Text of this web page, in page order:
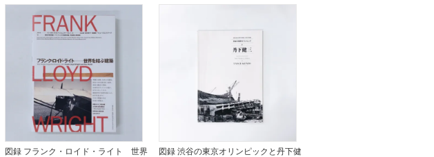
図録 フランク・ロイド・ライト 世界
図録 渋谷の東京オリンピックと丹下健